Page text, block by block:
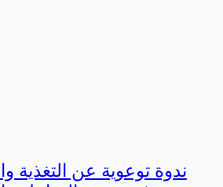
ندوة توعوية عن التغذية